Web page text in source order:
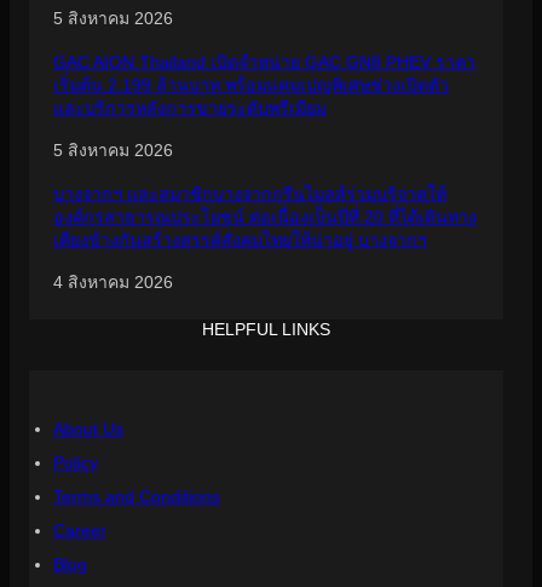
5 สิงหาคม 2026
GAC AION Thailand เปิดจำหน่าย GAC GN8 PHEV ราคา
เริ่มต้น 2.199 ล้านบาท พร้อมแคมเปญพิเศษช่วงเปิดตัว
และบริการหลังการขายระดับพรีเมียม
5 สิงหาคม 2026
บางจากฯ และสมาชิกบางจากกรีนไมลส์ร่วมบริจาคให้
องค์กรสาธารณประโยชน์ ต่อเนื่องเป็นปีที่ 20 ที่ได้เดินทาง
เคียงข้างกันสร้างสรรค์สังคมไทยให้น่าอยู่ บางจากฯ
4 สิงหาคม 2026
HELPFUL LINKS
About Us
Policy
Terms and Conditions
Career
Blog